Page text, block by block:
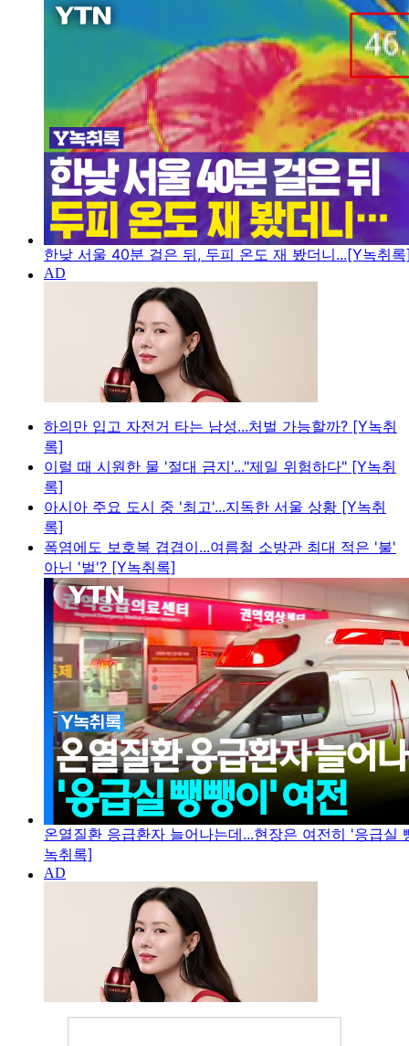
한낮 서울 40분 걸은 뒤, 두피 온도 재 봤더니...[Y녹취
하의만 입고 자전거 타는 남성...처벌 가능할까? [Y녹취
록]
이럴 때 시원한 물 '절대 금지'..."제일 위험하다" [Y녹취
록]
아시아 주요 도시 중 '최고'...지독한 서울 상황 [Y녹취
록]
폭염에도 보호복 겹겹이...여름철 소방관 최대 적은 '불'
아닌 '벌'? [Y녹취록]
온열질환 응급환자 늘어나는데...현장은 여전히 '응급실
녹취록]